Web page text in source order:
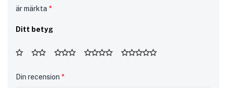
är märkta *
Ditt betyg
Din recension *